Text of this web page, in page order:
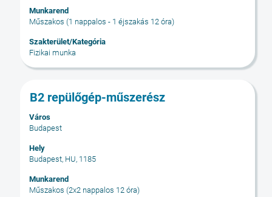
Munkarend
Műszakos (1 nappalos - 1 éjszakás 12 óra)
Szakterület/Kategória
Fizikai munka
állásinformáció
teljes
megtekintéséhez.
Cím
B2 repülőgép-műszerész
Város
Budapest
Hely
Budapest, HU, 1185
Munkarend
Műszakos (2x2 nappalos 12 óra)
Jelölje
a
szóköz
billentyűvel
az
állásinformáció
teljes